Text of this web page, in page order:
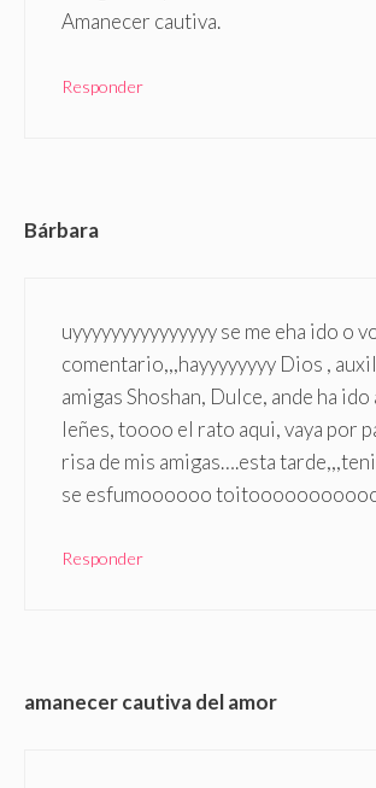
Amanecer cautiva.
Responder
Bárbara
uyyyyyyyyyyyyyyy se me eha ido o
comentario,,,hayyyyyyyy Dios ,
amigas Shoshan, Dulce, ande ha ido
leñes, toooo el rato aqui, vaya por
risa de mis amigas….esta
se esfumoooooo
Responder
amanecer cautiva del amor